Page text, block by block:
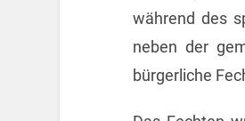
während des
neben der
bürgerliche